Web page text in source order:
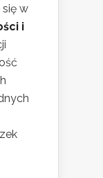
się w
i